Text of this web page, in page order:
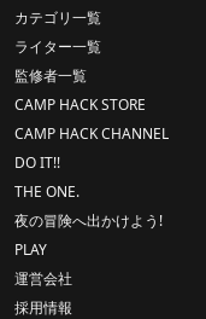
カテゴリ一覧
ライター一覧
監修者一覧
CAMP HACK STORE
CAMP HACK CHANNEL
DO IT!!
THE ONE.
夜の冒険へ出かけよう!
PLAY
運営会社
採用情報